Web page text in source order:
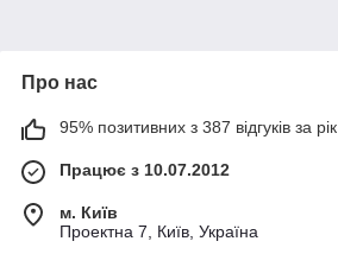
Про нас
95% позитивних з 387 відгуків за рік
Працює з 10.07.2012
м. Київ
Проектна 7, Київ, Україна